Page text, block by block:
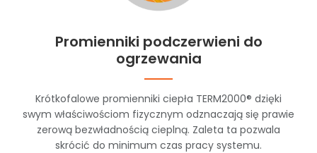
Promienniki podczerwieni do
ogrzewania
Krótkofalowe promienniki ciepła TERM2000® dzięki
swym właściwościom fizycznym odznaczają się prawie
zerową bezwładnością cieplną. Zaleta ta pozwala
skrócić do minimum czas pracy systemu.